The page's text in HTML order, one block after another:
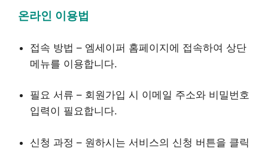
온라인 이용법
접속 방법 – 엠세이퍼 홈페이지에 접속하여 상단
메뉴를 이용합니다.
필요 서류 – 회원가입 시 이메일 주소와 비밀번호
입력이 필요합니다.
신청 과정 – 원하시는 서비스의 신청 버튼을 클릭